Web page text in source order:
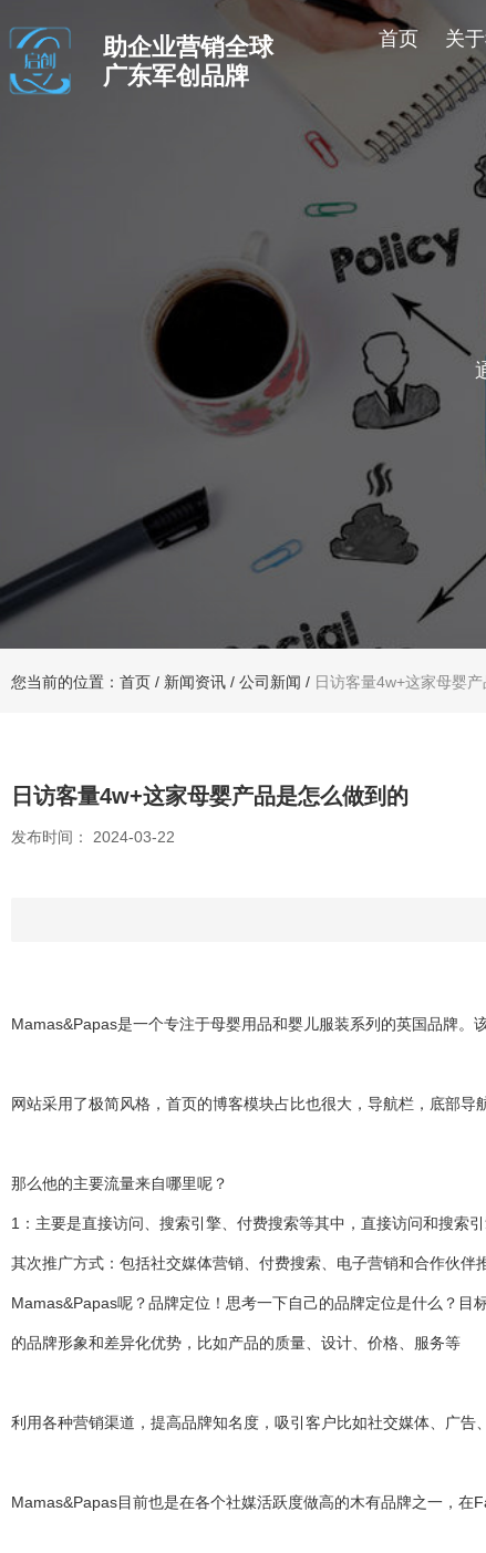
助企业营销全球
广东军创品牌
首页 关
您当前的位置：首页 / 新闻资讯 / 公司新闻 / 日访客量4w+这家母婴
日访客量4w+这家母婴产品是怎么做到的
发布时间： 2024-03-22
Mamas&Papas是一个专注于母婴用品和婴儿服装系列的英国品牌
网站采用了极简风格，首页的博客模块占比也很大，导航栏，底部
那么他的主要流量来自哪里呢？
1：主要是直接访问、搜索引擎、付费搜索等其中，直接访问和搜索
其次推广方式：包括社交媒体营销、付费搜索、电子营销和合作伙
Mamas&Papas呢？品牌定位！思考一下自己的品牌定位是什么？
的品牌形象和差异化优势，比如产品的质量、设计、价格、服务等
利用各种营销渠道，提高品牌知名度，吸引客户比如社交媒体、广
Mamas&Papas目前也是在各个社媒活跃度做高的木有品牌之一，